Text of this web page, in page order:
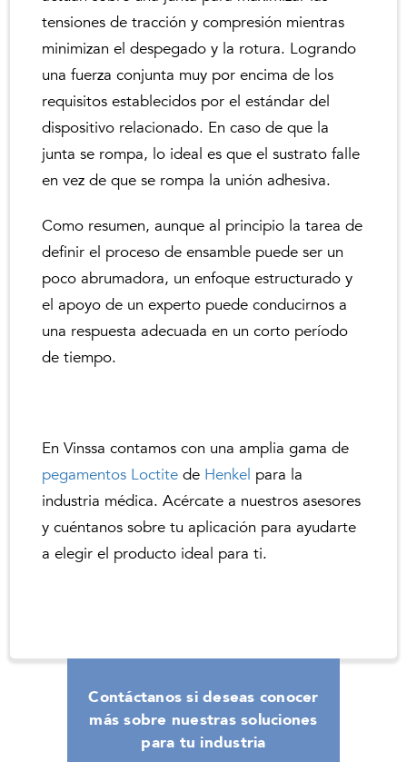
tensiones de tracción y compresión mientras
minimizan el despegado y la rotura. Logrando
una fuerza conjunta muy por encima de los
requisitos establecidos por el estándar del
dispositivo relacionado. En caso de que la
junta se rompa, lo ideal es que el sustrato falle
en vez de que se rompa la unión adhesiva.
Como resumen, aunque al principio la tarea de
definir el proceso de ensamble puede ser un
poco abrumadora, un enfoque estructurado y
el apoyo de un experto puede conducirnos a
una respuesta adecuada en un corto período
de tiempo.
En Vinssa contamos con una amplia gama de
pegamentos Loctite de Henkel para la
industria médica. Acércate a nuestros asesores
y cuéntanos sobre tu aplicación para ayudarte
a elegir el producto ideal para ti.
Contáctanos si deseas conocer
más sobre nuestras soluciones
para tu industria